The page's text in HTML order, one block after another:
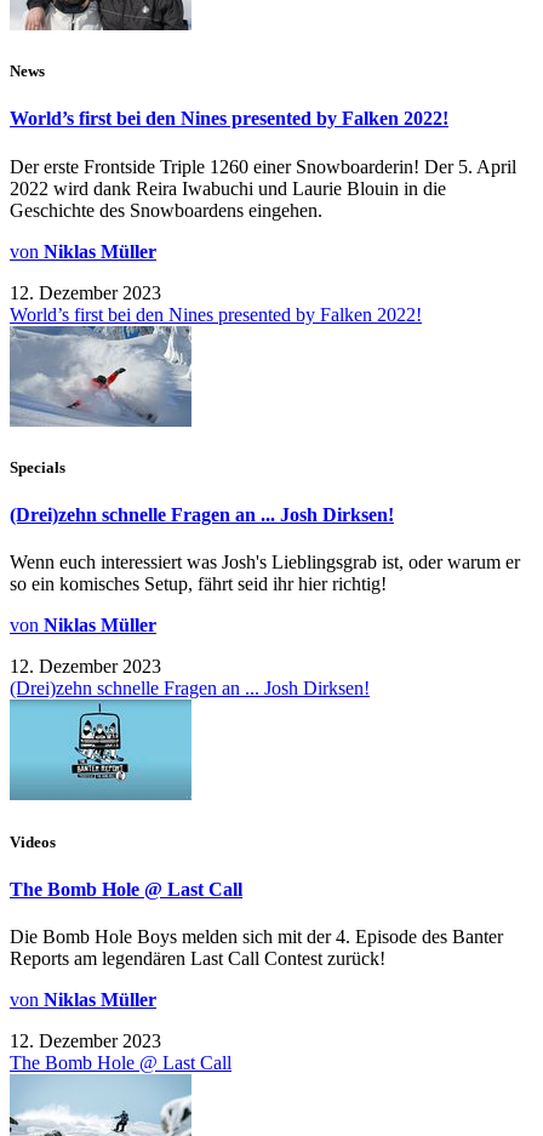
News
World’s first bei den Nines presented by Falken 2022!
Der erste Frontside Triple 1260 einer Snowboarderin! Der 5. April
2022 wird dank Reira Iwabuchi und Laurie Blouin in die
Geschichte des Snowboardens eingehen.
von Niklas Müller
12. Dezember 2023
World’s first bei den Nines presented by Falken 2022!
Specials
(Drei)zehn schnelle Fragen an ... Josh Dirksen!
Wenn euch interessiert was Josh's Lieblingsgrab ist, oder warum er
so ein komisches Setup, fährt seid ihr hier richtig!
von Niklas Müller
12. Dezember 2023
(Drei)zehn schnelle Fragen an ... Josh Dirksen!
Videos
The Bomb Hole @ Last Call
Die Bomb Hole Boys melden sich mit der 4. Episode des Banter
Reports am legendären Last Call Contest zurück!
von Niklas Müller
12. Dezember 2023
The Bomb Hole @ Last Call